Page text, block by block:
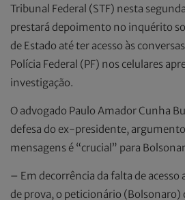
Tribunal Federal (STF) nesta
prestará depoimento no inquérito
de Estado até ter acesso às
Polícia Federal (PF) nos celulares
investigação.
O advogado Paulo Amador Cunha
defesa do ex-presidente,
mensagens é “crucial” para
– Em decorrência da falta de acesso
de prova, o peticionário